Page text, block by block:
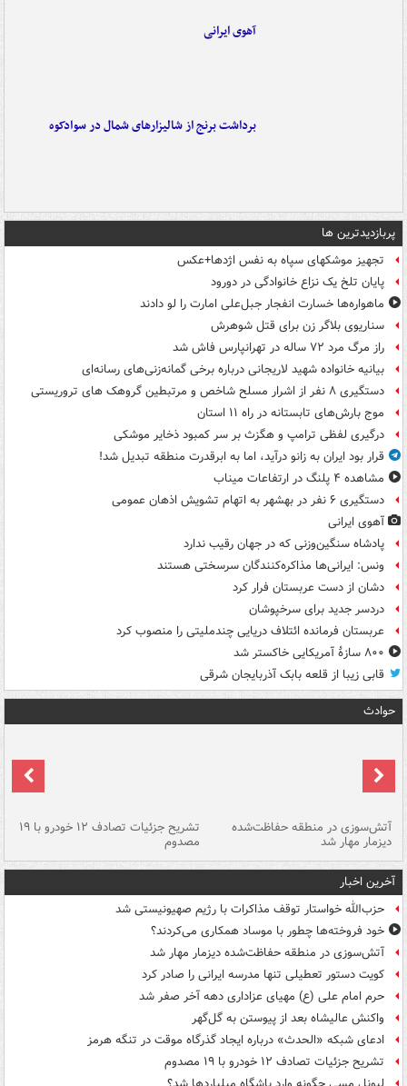
آهوی ایرانی
برداشت برنج از شالیزارهای شمال در سوادکوه
پربازدیدترین ها
تجهیز موشکهای سپاه به نفس اژدها+عکس
پایان تلخ یک نزاع خانوادگی در دورود
ماهواره‌ها خسارت انفجار جبل‌علی امارت را لو دادند
سناریوی بلاگر زن برای قتل شوهرش
راز مرگ مرد ۷۲ ساله در تهرانپارس فاش شد
بیانیه خانواده شهید لاریجانی درباره برخی گمانه‌زنی‌های رسانه‌ای
دستگیری ۸ نفر از اشرار مسلح شاخص و مرتبطین گروهک های تروریستی
موج بارش‌های تابستانه در راه ۱۱ استان
درگیری لفظی ترامپ و هگزث بر سر کمبود ذخایر موشکی
قرار بود ایران به زانو درآید، اما به ابرقدرت منطقه تبدیل شد!
مشاهده ۴ پلنگ در ارتفاعات میناب
دستگیری ۶ نفر در بهشهر به اتهام تشویش اذهان عمومی
آهوی ایرانی
پادشاه سنگین‌وزنی که در جهان رقیب ندارد
ونس: ایرانی‌ها مذاکره‌کنندگان سرسختی هستند
دشان از دست عربستان فرار کرد
دردسر جدید برای سرخپوشان
عربستان فرمانده ائتلاف دریایی چندملیتی را منصوب کرد
۸۰۰ سازۀ آمریکایی خاکستر شد
قابی زیبا از قلعه بابک آذربایجان شرقی
حوادث
آتش‌سوزی در منطقه حفاظت‌شده
دیزمار مهار شد
تشریح جزئیات تصادف ۱۲ خودرو با ۱۹
مصدوم
آخرین اخبار
حزب‌الله خواستار توقف مذاکرات با رژیم صهیونیستی شد
خود فروخته‌ها چطور با موساد همکاری می‌کردند؟
آتش‌سوزی در منطقه حفاظت‌شده دیزمار مهار شد
کویت دستور تعطیلی تنها مدرسه ایرانی را صادر کرد
حرم امام علی (ع) مهیای عزاداری دهه آخر صفر شد
واکنش عالیشاه بعد از پیوستن به گل‌گهر
ادعای شبکه «الحدث» درباره ایجاد گذرگاه موقت در تنگه هرمز
تشریح جزئیات تصادف ۱۲ خودرو با ۱۹ مصدوم